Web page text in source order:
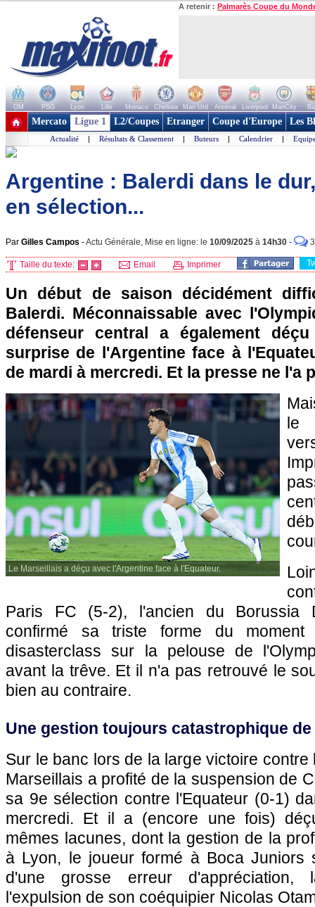
A retenir : Palmarès Coupe du
OM PSG Lyon Lille Monaco Chelsea Man Utd Arsenal Liverpool ManCity
+ de clubs
Mercato Ligue 1 L2/Coupes Etranger Coupe d'Europe Les
Actualité | Résultats & Classement | Buteurs | Calendrier |
Argentine : Balerdi dans le
en sélection...
Par Gilles Campos -Actu Générale, Mise en ligne: le 10/09/2025 à 14h30 -
Taille du texte: Email Imprimer
Un début de saison décidément
Balerdi. Méconnaissable avec
défenseur central a également
surprise de l'Argentine face à
de mardi à mercredi. Et la presse ne l'a
Le Marseillais a déçu avec l'Argentine face à l'Equateur.
le
Paris FC (5-2), l'ancien du Borussia
confirmé sa triste forme du moment
disasterclass sur la pelouse de
avant la trêve. Et il n'a pas retrouvé le
bien au contraire.
Une gestion toujours catastrophique
Sur le banc lors de la large victoire contre
Marseillais a profité de la suspension de
sa 9e sélection contre l'Equateur (0-1)
mercredi. Et il a (encore une fois)
mêmes lacunes, dont la gestion de la
à Lyon, le joueur formé à Boca Juniors
d'une grosse erreur d'appréciation,
l'expulsion de son coéquipier Nicolas